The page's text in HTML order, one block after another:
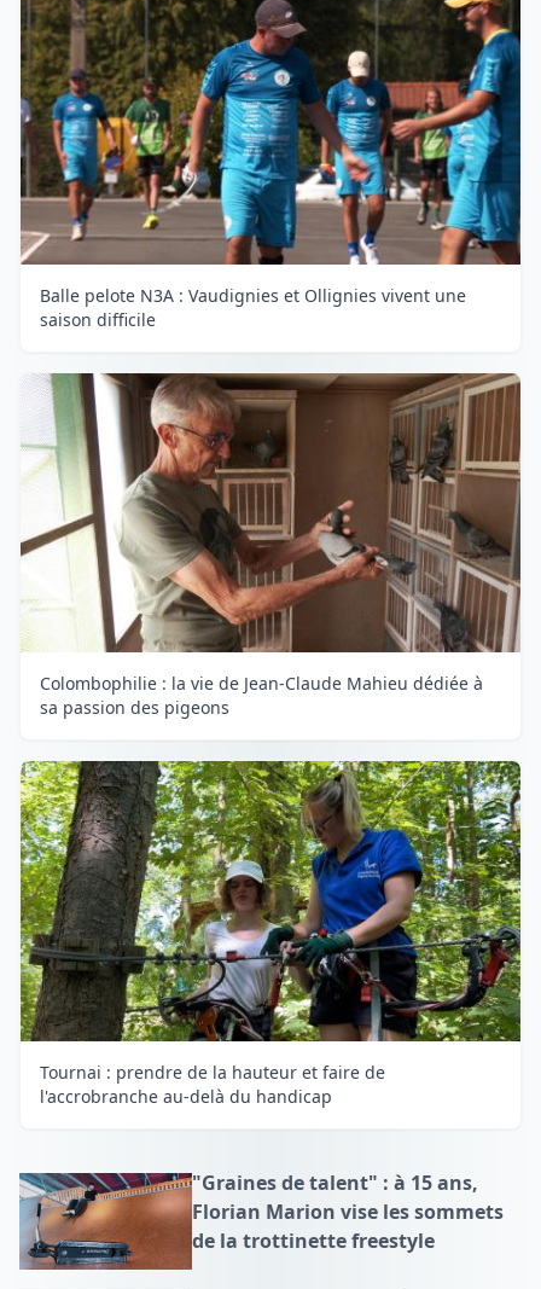
Balle pelote N3A : Vaudignies et Ollignies vivent une
saison difficile
Colombophilie : la vie de Jean-Claude Mahieu dédiée à
sa passion des pigeons
Tournai : prendre de la hauteur et faire de
l'accrobranche au-delà du handicap
"Graines de talent" : à 15 ans,
Florian Marion vise les sommets
de la trottinette freestyle